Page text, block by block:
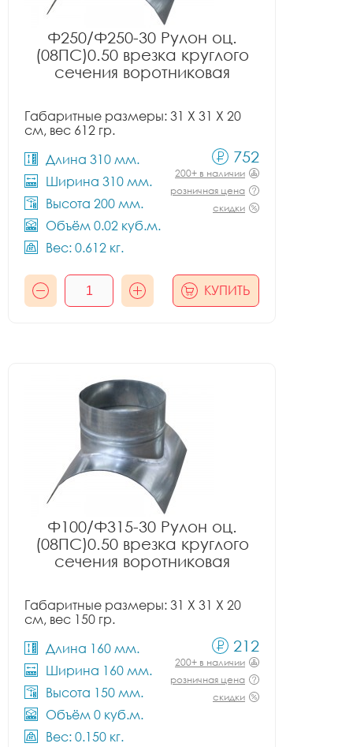
Ф250/Ф250-30 Рулон оц.
(08ПС)0.50 врезка круглого
сечения воротниковая
Габаритные размеры: 31 X 31 X 20
см, вес 612 гр.
Длина 310 мм.
Ширина 310 мм.
Высота 200 мм.
Объём 0.02 куб.м.
Вес: 0.612 кг.
752
200+ в наличии
розничная цена
скидки
КУПИТЬ
Ф100/Ф315-30 Рулон оц.
(08ПС)0.50 врезка круглого
сечения воротниковая
Габаритные размеры: 31 X 31 X 20
см, вес 150 гр.
Длина 160 мм.
Ширина 160 мм.
Высота 150 мм.
Объём 0 куб.м.
Вес: 0.150 кг.
212
200+ в наличии
розничная цена
скидки